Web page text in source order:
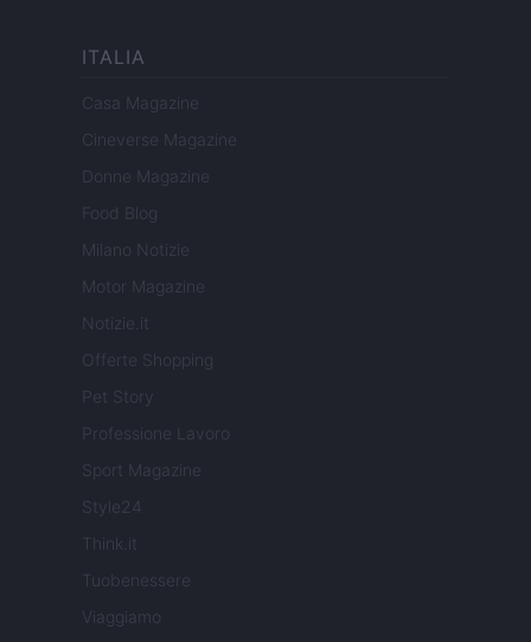
ITALIA
Casa Magazine
Cineverse Magazine
Donne Magazine
Food Blog
Milano Notizie
Motor Magazine
Notizie.it
Offerte Shopping
Pet Story
Professione Lavoro
Sport Magazine
Style24
Think.it
Tuobenessere
Viaggiamo